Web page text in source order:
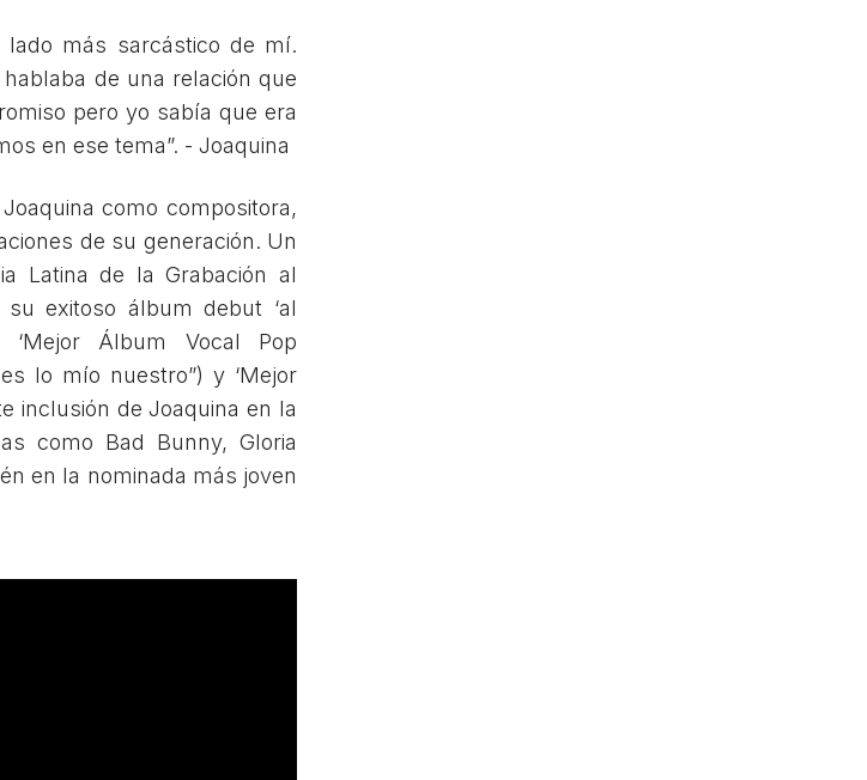
lado más sarcástico de mí.
de una relación que
pero yo sabía que era
en ese tema”. - Joaquina
como compositora,
de su generación. Un
Latina de la Grabación al
exitoso álbum debut ‘al
‘Mejor Álbum Vocal Pop
lo mío nuestro”) y ‘Mejor
inclusión de Joaquina en la
como Bad Bunny, Gloria
en la nominada más joven